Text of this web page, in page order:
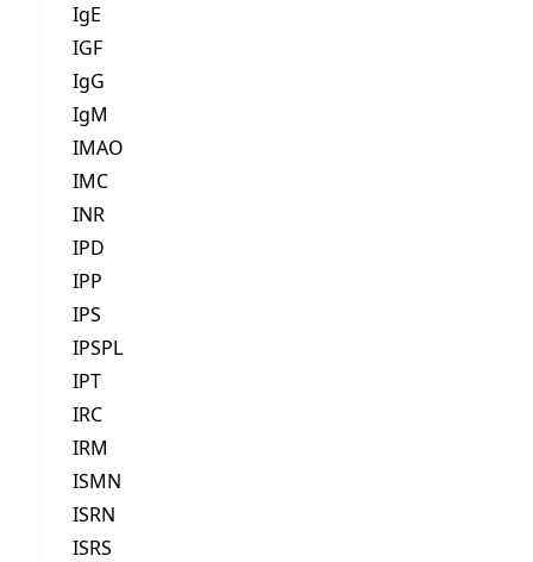
IgE
IGF
IgG
IgM
IMAO
IMC
INR
IPD
IPP
IPS
IPSPL
IPT
IRC
IRM
ISMN
ISRN
ISRS